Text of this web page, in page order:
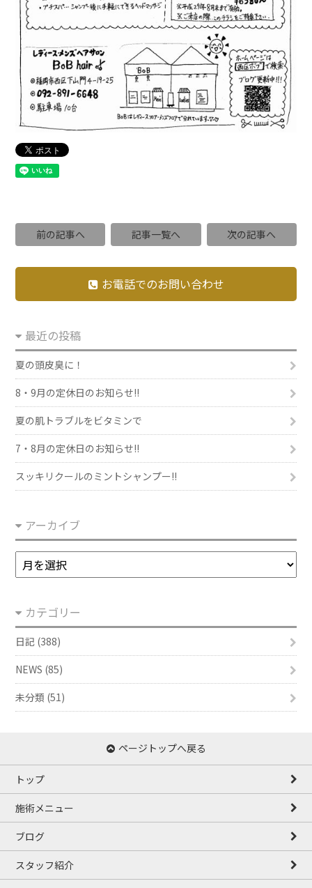
前の記事へ 記事一覧へ 次の記事へ
お電話でのお問い合わせ
最近の投稿
夏の頭皮臭に！
8・9月の定休日のお知らせ!!
夏の肌トラブルをビタミンで
7・8月の定休日のお知らせ!!
スッキリクールのミントシャンプー!!
アーカイブ
ア
ー
イ
ブ
カテゴリー
日記 (388)
NEWS (85)
未分類 (51)
ページトップへ戻る
トップ
施術メニュー
ブログ
スタッフ紹介